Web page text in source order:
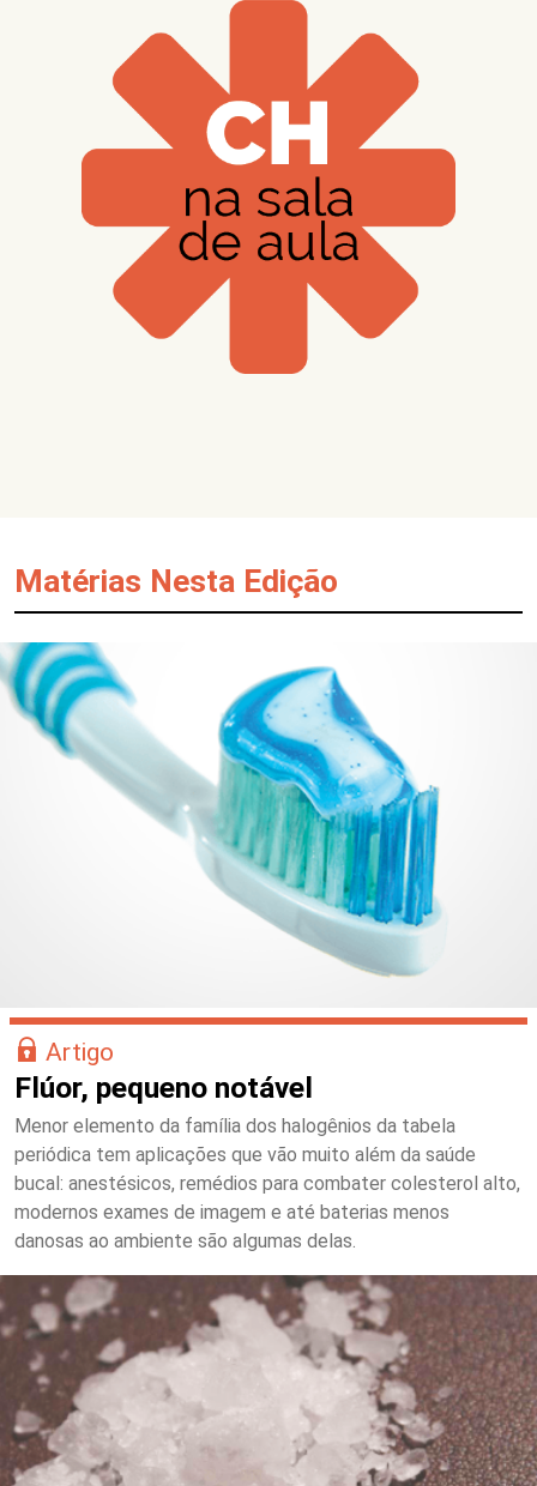
Matérias Nesta Edição
Artigo
Flúor, pequeno notável
Menor elemento da família dos halogênios da tabela
periódica tem aplicações que vão muito além da saúde
bucal: anestésicos, remédios para combater colesterol alto,
modernos exames de imagem e até baterias menos
danosas ao ambiente são algumas delas.